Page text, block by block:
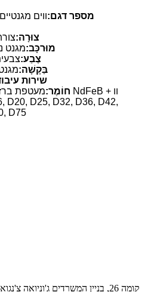
מספר דגם:ווים
צוּרָה:
מוּרכָּב:מגנט
צֶבַע:
בַּקָשָׁה:
שירות
חוֹמֶר:
מעטפת ברזל + מגנט NdFeB + וו
D20, D25, D32, D36, D42,
D75
קומה 26, בניין המשרדים ג'וניואה